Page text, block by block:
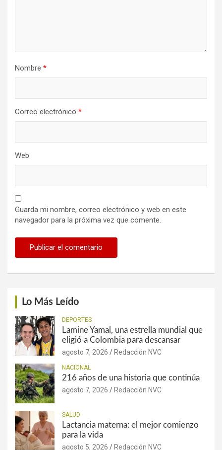
Nombre *
Correo electrónico *
Web
Guarda mi nombre, correo electrónico y web en este
navegador para la próxima vez que comente.
Lo Más Leído
DEPORTES
Lamine Yamal, una estrella mundial que
eligió a Colombia para descansar
agosto 7, 2026 Redacción NVC
NACIONAL
216 años de una historia que continúa
agosto 7, 2026 Redacción NVC
SALUD
Lactancia materna: el mejor comienzo
para la vida
agosto 5, 2026 Redacción NVC